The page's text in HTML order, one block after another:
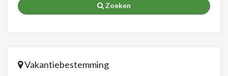
Zoeken
Vakantiebestemming